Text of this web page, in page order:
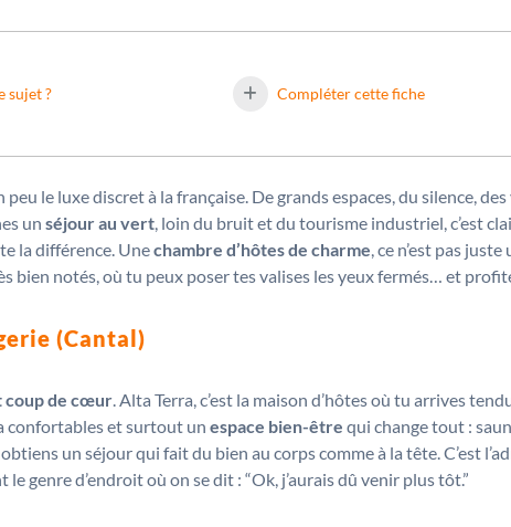
sujet ? Compléter cette fiche
peu le luxe discret à la française. De grands espaces, du silence,
un séjour au vert, loin du bruit et du tourisme industriel, c’est
la différence. Unechambre d’hôtes de charme, ce n’est pas
bien notés, où tu peux poser tes valises les yeux fermés… et
(Cantal)
coup de cœur. Alta Terra, c’est la maison d’hôtes où tu arrives
confortables et surtout un espace bien-être qui change tout :
un séjour qui fait du bien au corps comme à la tête. C’est
genre d’endroit où on se dit : “Ok, j’aurais dû venir plus tôt.”